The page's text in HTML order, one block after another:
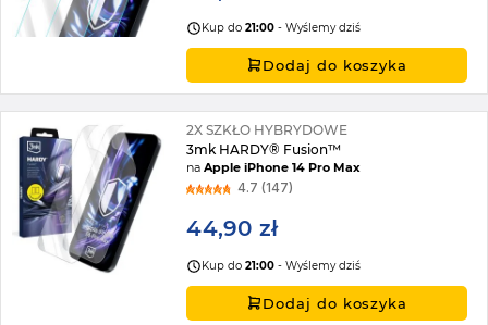
Kup do21:00 - Wyślemy dziś
Dodaj do koszyka
2X SZKŁO HYBRYDOWE
3mk HARDY® Fusion™
naApple iPhone 14 Pro Max
4.7 (147)
44,90 zł
Kup do21:00 - Wyślemy dziś
Dodaj do koszyka